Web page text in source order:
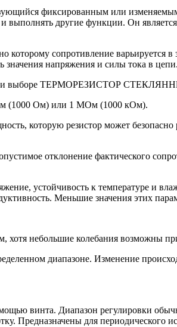
фиксированным или
выполнять другие функции. Он
сопротивление варьируется
напряжения и силы тока в цепи.
при выборе ТЕРМОРЕЗИСТОР
(1000 Ом) или 1 МОм (1000 кОм).
которую резистор может
отклонение фактического
устойчивость к температуре и
Меньшие значения этих
хотя небольшие колебания возможны
диапазоне. Изменение
винта. Диапазон регулировки
Предназначены для периодического